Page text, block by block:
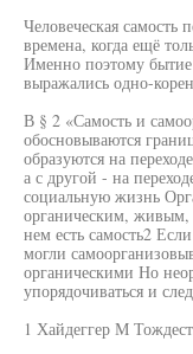
Человеческая самость
времена, когда ещё
Именно поэтому
выражались одно-
В § 2 «Самость и
обосновываются
образуются на
а с другой - на
социальную жизнь
органическим, живым,
нем есть самость2
могли
органическими Но
упорядочиваться и
1 Хайдеггер М